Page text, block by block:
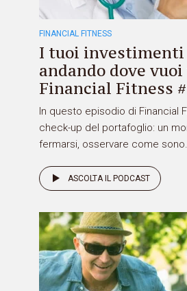
FINANCIAL FITNESS
I tuoi investimenti
andando dove vuoi
Financial Fitness
In questo episodio di Financial
check-up del portafoglio: un
fermarsi, osservare come sono...
ASCOLTA IL PODCAST